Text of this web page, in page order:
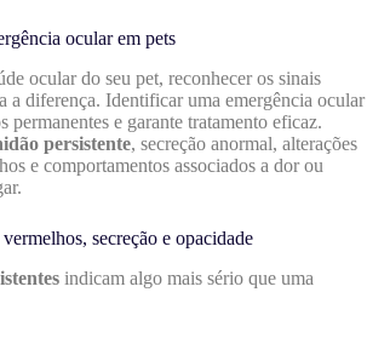
ocular em pets
ocular do seu pet, reconhecer os sinais
a diferença. Identificar uma emergência ocular
permanentes e garante tratamento eficaz.
persistente, secreção anormal, alterações
e comportamentos associados a dor ou
secreção e opacidade
indicam algo mais sério que uma